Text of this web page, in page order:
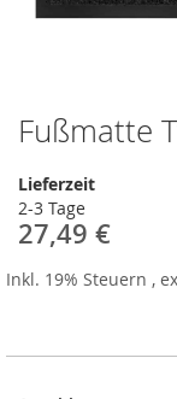
Fußmatte
Lieferzeit
2-3 Tage
27,49 €
Inkl. 19% Steuern ,
Zum
Anfang
der
Bildergalerie
springen